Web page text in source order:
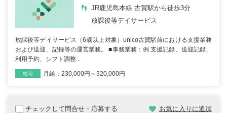
JR鹿児島本線 古賀駅から徒歩3分
放課後等デイサービス
放課後等デイサービス（6歳以上対象）unico古賀駅前における支援業務
および送迎、記録等の運営業務。 ■事務業務：例 支援記録、送迎記録、
利用予約、シフト調整...
職種
雇用形態
給与 月給：230,000円～320,000円
チェックして問合せ・応募する お気に入りに追加